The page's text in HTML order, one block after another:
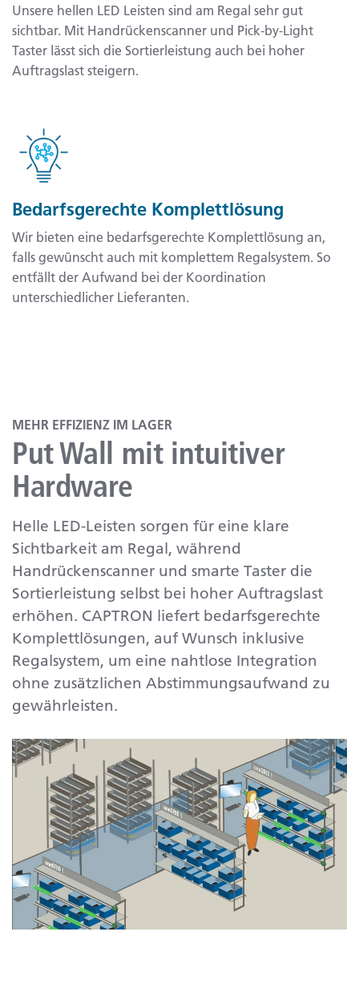
Unsere hellen LED Leisten sind am Regal sehr gut
sichtbar. Mit Handrückenscanner und Pick-by-Light
Taster lässt sich die Sortierleistung auch bei hoher
Auftragslast steigern.​
Bedarfsgerechte Komplettlösung
Wir bieten eine bedarfsgerechte Komplettlösung an,
falls gewünscht auch mit komplettem Regalsystem. So
entfällt der Aufwand bei der Koordination
unterschiedlicher Lieferanten.​
MEHR EFFIZIENZ IM LAGER
Put Wall mit intuitiver
Hardware
Helle LED-Leisten sorgen für eine klare
Sichtbarkeit am Regal, während
Handrückenscanner und smarte Taster die
Sortierleistung selbst bei hoher Auftragslast
erhöhen. CAPTRON liefert bedarfsgerechte
Komplettlösungen, auf Wunsch inklusive
Regalsystem, um eine nahtlose Integration
ohne zusätzlichen Abstimmungsaufwand zu
gewährleisten.